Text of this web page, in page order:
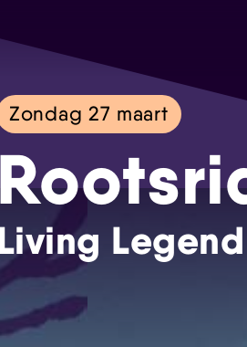
Zondag 27 maart